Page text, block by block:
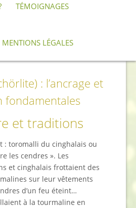
TÉMOIGNAGES
MENTIONS LÉGALES
noire
: l’ancrage et
fondamentales
et traditions
: toromalli du cinghalais ou
les cendres ». Les
et cinghalais frottaient des
sur leur vêtements
d’un feu éteint…
à la tourmaline en